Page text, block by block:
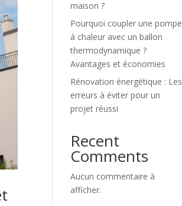
maison ?
Pourquoi coupler une pompe
à chaleur avec un ballon
thermodynamique ?
Avantages et économies
Rénovation énergétique : Les
erreurs à éviter pour un
projet réussi
Recent
Comments
Aucun commentaire à
afficher.